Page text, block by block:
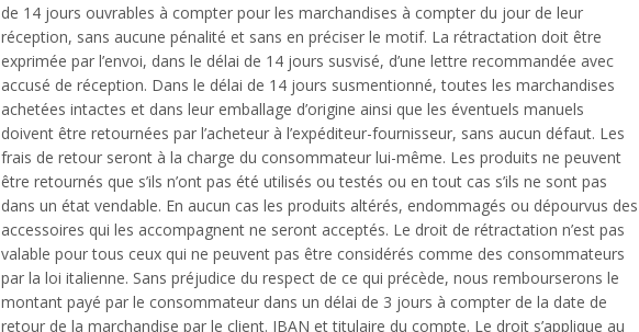
de 14 jours ouvrables à compter pour les marchandises à compter du jour de leur
réception, sans aucune pénalité et sans en préciser le motif. La rétractation doit être
exprimée par l’envoi, dans le délai de 14 jours susvisé, d’une lettre recommandée avec
accusé de réception. Dans le délai de 14 jours susmentionné, toutes les marchandises
achetées intactes et dans leur emballage d’origine ainsi que les éventuels manuels
doivent être retournées par l’acheteur à l’expéditeur-fournisseur, sans aucun défaut. Les
frais de retour seront à la charge du consommateur lui-même. Les produits ne peuvent
être retournés que s’ils n’ont pas été utilisés ou testés ou en tout cas s’ils ne sont pas
dans un état vendable. En aucun cas les produits altérés, endommagés ou dépourvus des
accessoires qui les accompagnent ne seront acceptés. Le droit de rétractation n’est pas
valable pour tous ceux qui ne peuvent pas être considérés comme des consommateurs
par la loi italienne. Sans préjudice du respect de ce qui précède, nous rembourserons le
montant payé par le consommateur dans un délai de 3 jours à compter de la date de
retour de la marchandise par le client. IBAN et titulaire du compte. Le droit s’applique au